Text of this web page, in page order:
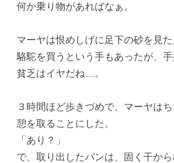
何か乗り物があればなぁ。
マーヤは恨めしげに足下の砂を見た
駱駝を買うという手もあったが、手
貧乏はイヤだね…。
３時間ほど歩きづめで、マーヤは
憩を取ることにした。
「あり？」
で、取り出したパンは、固く干から